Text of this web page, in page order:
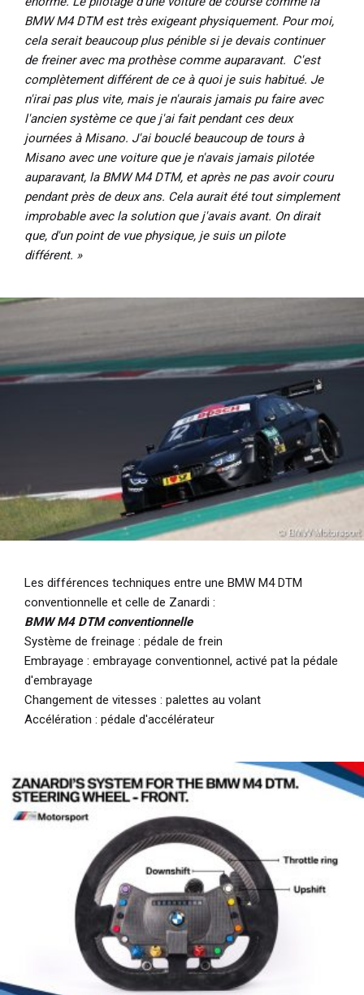
BMW M4 DTM est très exigeant physiquement. Pour moi,
cela serait beaucoup plus pénible si je devais continuer
de freiner avec ma prothèse comme auparavant. C'est
complètement différent de ce à quoi je suis habitué. Je
n'irai pas plus vite, mais je n'aurais jamais pu faire avec
l'ancien système ce que j'ai fait pendant ces deux
journées à Misano. J'ai bouclé beaucoup de tours à
Misano avec une voiture que je n'avais jamais pilotée
auparavant, la BMW M4 DTM, et après ne pas avoir couru
pendant près de deux ans. Cela aurait été tout simplement
improbable avec la solution que j'avais avant. On dirait
que, d'un point de vue physique, je suis un pilote
différent. »
Les différences techniques entre une BMW M4 DTM
conventionnelle et celle de Zanardi :
BMW M4 DTM conventionnelle
Système de freinage : pédale de frein
Embrayage : embrayage conventionnel, activé pat la pédale
d'embrayage
Changement de vitesses : palettes au volant
Accélération : pédale d'accélérateur